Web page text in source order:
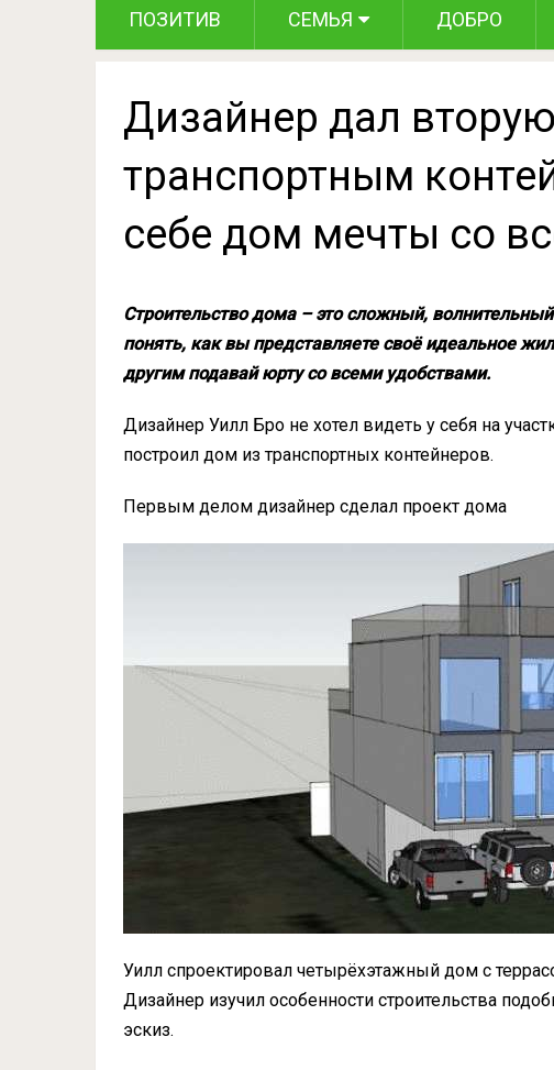
ПОЗИТИВ СЕМЬЯ ДОБРО
Дизайнер дал
транспортным
себе дом мечты со
Строительство дома – это сложный,
понять, как вы представляете своё идеальное
другим подавай юрту со всеми удобствами.
Дизайнер Уилл Бро не хотел видеть у себя на
построил дом из транспортных контейнеров.
Первым делом дизайнер сделал проект дома
Уилл спроектировал четырёхэтажный дом с
Дизайнер изучил особенности строительства
эскиз.